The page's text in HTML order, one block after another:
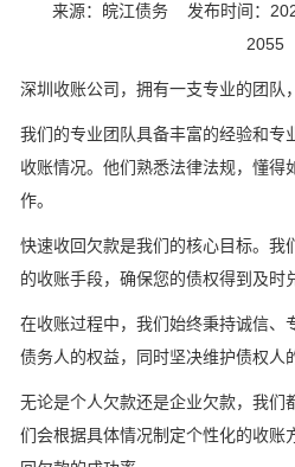
来源：皖江债务 发布时间：
2055
深圳收账公司，拥有一支专业的团队
我们的专业团队具备丰富的经验和专
收账情况。他们熟悉法律法规，懂得
作。
快速收回欠款是我们的核心目标。我
的收账手段，确保您的债权得到及时
在收账过程中，我们始终秉持诚信、
债务人的权益，同时坚决维护债权人
无论是个人欠款还是企业欠款，我们
们会根据具体情况制定个性化的收账